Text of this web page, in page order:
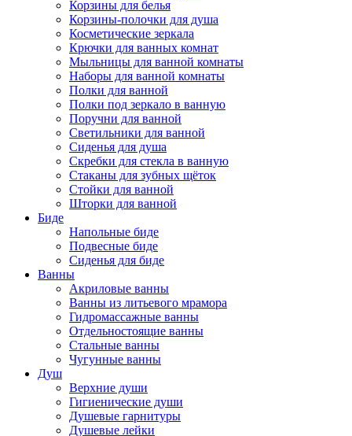
Корзины для белья
Корзины-полочки для душа
Косметические зеркала
Крючки для ванных комнат
Мыльницы для ванной комнаты
Наборы для ванной комнаты
Полки для ванной
Полки под зеркало в ванную
Поручни для ванной
Светильники для ванной
Сиденья для душа
Скребки для стекла в ванную
Стаканы для зубных щёток
Стойки для ванной
Шторки для ванной
Биде
Напольные биде
Подвесные биде
Сиденья для биде
Ванны
Акриловые ванны
Ванны из литьевого мрамора
Гидромассажные ванны
Отдельностоящие ванны
Стальные ванны
Чугунные ванны
Душ
Верхние души
Гигиенические души
Душевые гарнитуры
Душевые лейки